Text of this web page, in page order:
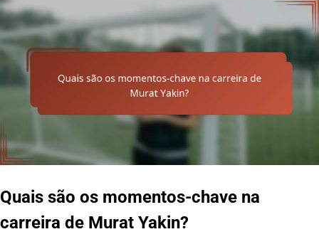
Quais são os momentos-chave na
carreira de Murat Yakin?